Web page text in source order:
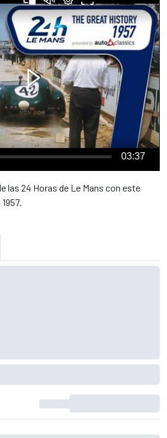
03:37
las 24 Horas de Le Mans con este